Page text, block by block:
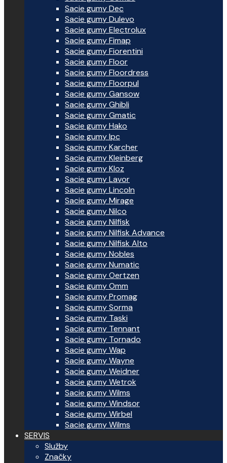
Sacie gumy Dec
Sacie gumy Dulevo
Sacie gumy Electrolux
Sacie gumy Fimap
Sacie gumy Fiorentini
Sacie gumy Floor
Sacie gumy Floordress
Sacie gumy Floorpul
Sacie gumy Gansow
Sacie gumy Ghibli
Sacie gumy Gmatic
Sacie gumy Hako
Sacie gumy Ipc
Sacie gumy Karcher
Sacie gumy Kleinberg
Sacie gumy Kloz
Sacie gumy Lavor
Sacie gumy Lincoln
Sacie gumy Mirage
Sacie gumy Nilco
Sacie gumy Nilfisk
Sacie gumy Nilfisk Advance
Sacie gumy Nilfisk Alto
Sacie gumy Nobles
Sacie gumy Numatic
Sacie gumy Oertzen
Sacie gumy Omm
Sacie gumy Promag
Sacie gumy Sorma
Sacie gumy Taski
Sacie gumy Tennant
Sacie gumy Tornado
Sacie gumy Wap
Sacie gumy Wayne
Sacie gumy Weidner
Sacie gumy Wetrok
Sacie gumy Wilms
Sacie gumy Windsor
Sacie gumy Wirbel
Sacie gumy Wilms
SERVIS
Služby
Značky